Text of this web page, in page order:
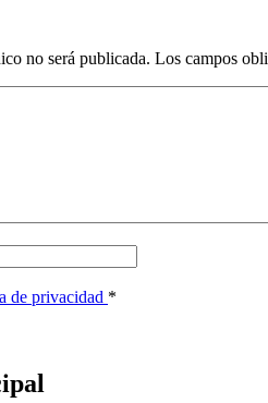
no será publicada. Los campos
de privacidad *